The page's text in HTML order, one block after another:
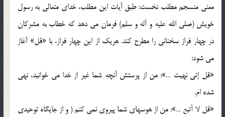
معني منسجم مطلب نخست: طبق آيات اين مطلب، خداي متعالي به رسول
خويش (صلي الله عليه و آله و سلم) فرمان مي دهد که خطاب به مشرکان
در چهار فراز سخناني را مطرح کند. هريک از اين چهار فراز، با «قل» آغاز
مي شود:
«قل إني نهيت …»: من از پرستش آنچه شما غير از خدا مي خوانيد، نهي
شده ام.
«قل لا أتبع …»: من از هوسهاي شما پيروي نمي کنم ( و از جايگاه توحيدي